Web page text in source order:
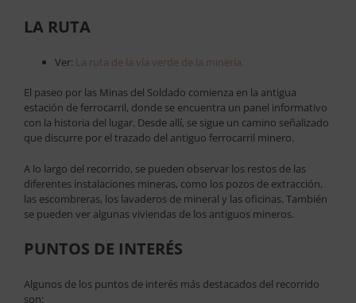
LA RUTA
Ver: La ruta de la vía verde de la minería.
El paseo por las Minas del Soldado comienza en la antigua
estación de ferrocarril, donde se encuentra un panel informativo
con la historia del lugar. Desde allí, se sigue un camino señalizado
que discurre por el trazado del antiguo ferrocarril minero.
A lo largo del recorrido, se pueden observar los restos de las
diferentes instalaciones mineras, como los pozos de extracción,
las escombreras, los lavaderos de mineral y las oficinas. También
se pueden ver algunas viviendas de los antiguos mineros.
PUNTOS DE INTERÉS
Algunos de los puntos de interés más destacados del recorrido
son: